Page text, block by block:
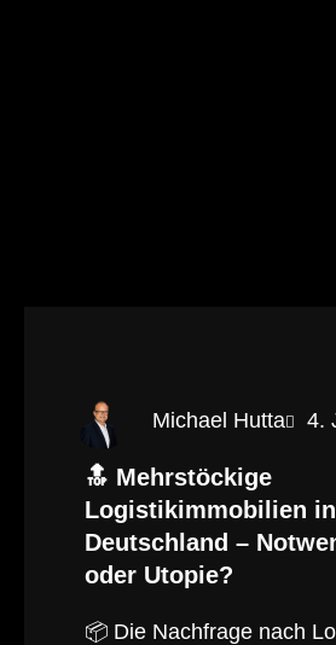
Michael Hutta 4.
🔝 Mehrstöckige
Logistikimmobilien in
Deutschland –
oder Utopie?
📦 Die Nachfrage nach